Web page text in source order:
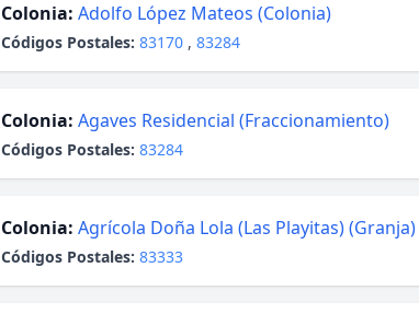
Colonia: Adolfo López Mateos (Colonia)
Códigos Postales: 83170 , 83284
Colonia: Agaves Residencial (Fraccionamiento)
Códigos Postales: 83284
Colonia: Agrícola Doña Lola (Las Playitas) (Granja)
Códigos Postales: 83333